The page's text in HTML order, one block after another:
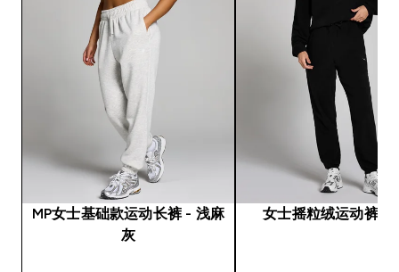
MP女士基础款运动长裤 - 浅麻
灰
女士摇粒绒运动裤 -